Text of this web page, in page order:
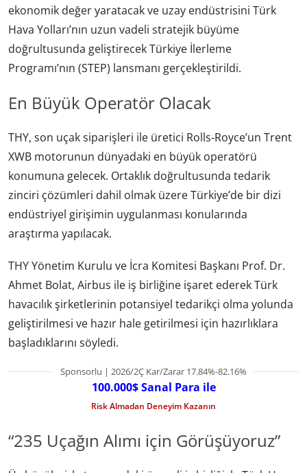
ekonomik değer yaratacak ve uzay endüstrisini Türk
Hava Yolları’nın uzun vadeli stratejik büyüme
doğrultusunda geliştirecek Türkiye İlerleme
Programı’nın (STEP) lansmanı gerçekleştirildi.
En Büyük Operatör Olacak
THY, son uçak siparişleri ile üretici Rolls-Royce’un Trent
XWB motorunun dünyadaki en büyük operatörü
konumuna gelecek. Ortaklık doğrultusunda tedarik
zinciri çözümleri dahil olmak üzere Türkiye’de bir dizi
endüstriyel girişimin uygulanması konularında
araştırma yapılacak.
THY Yönetim Kurulu ve İcra Komitesi Başkanı Prof. Dr.
Ahmet Bolat, Airbus ile iş birliğine işaret ederek Türk
havacılık şirketlerinin potansiyel tedarikçi olma yolunda
geliştirilmesi ve hazır hale getirilmesi için hazırlıklara
başladıklarını söyledi.
Sponsorlu | 2026/2Ç Kar/Zarar 17.84%-82.16%
100.000$ Sanal Para ile
Risk Almadan Deneyim Kazanın
“235 Uçağın Alımı için Görüşüyoruz”